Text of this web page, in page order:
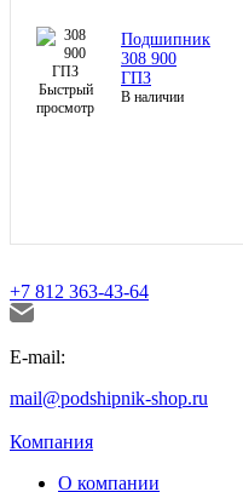
Быстрый
просмотр
Подшипник
308 900
ГПЗ
В наличии
+7 812 363-43-64
E-mail:
mail@podshipnik-shop.ru
Компания
О компании